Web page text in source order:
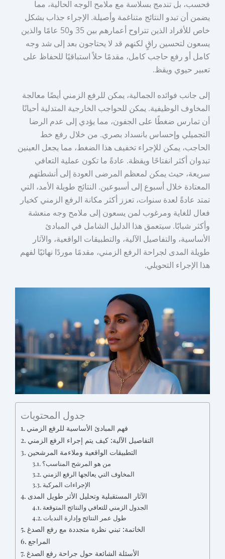
فحسب، بل تندمج بسلاسة مع ملامح الوجه الحالية، مما
يضمن أن تبدو النتائج متناغمة وأصيلة. الإجراء جذاب بشكل
خاص للأفراد الذين تتراوح أعمارهم بين 35 و50 عامًا والذين
يسعون لتحسين راقٍ لكنهم قد لا يحتاجون بعد إلى شد وجه
كامل أو رفع حاجب كامل، مقدمًا حلاً استباقيًا للحفاظ على
تعبير حيوي ويقظ.
إلى جانب فوائده الجمالية، يمكن للرفع الزمني أيضًا معالجة
المخاوف الوظيفية. يمكن للحواجب الخارجية المتدلية أحيانًا
أن تمارس ضغطًا على الجفون، مما يؤدي إلى عدم الرضا
التجميلي وإحساس بانسداد بصري. من خلال رفع خط
الحاجب، يمكن للإجراء تخفيف هذا الضغط، مما يجعل العينين
تبدوان أكثر انفتاحًا ويقظة. عادةً ما تكون عملية التعافي
سريعة، حيث يمكن لمعظم المرضى العودة إلى أنشطتهم
المعتادة خلال أسبوع إلى أسبوعين. النتائج طويلة الأمد، التي
تمتد عادةً لعدة سنوات، تعزز أكثر مكانة الرفع الزمني كخيار
فعال للغاية ومرغوب لمن يسعون إلى ملامح وجه منعشة
وأكثر شبابًا. سيتعمق هذا الدليل الشامل في المبادئ
الأساسية، والتفاصيل الآلية، والتطبيقات الواقعية، والآثار
طويلة المدى لجراحة الرفع الزمني، مقدمًا موردًا نهائيًا لفهم
هذا الإجراء التحويلي.
جدول المحتويات
فهم المبادئ الأساسية للرفع الزمني
التفاصيل الآلية: كيف يتم إجراء الرفع الزمني
التطبيقات الواقعية وملاءمة المرشحين
من هو المرشح المناسب؟
المخاوف التي يعالجها الرفع الزمني
الإجراءات المركبة
الآثار المستقبلية وتحليل الأثر طويل المدى
الجدول الزمني للتعافي والنتائج المتوقعة
طول عمر النتائج وإدارة الندبات
الخاتمة: تبني نظرة متجددة مع رفع الصدغ
المراجع
الأسئلة الشائعة حول جراحة رفع الصدغ